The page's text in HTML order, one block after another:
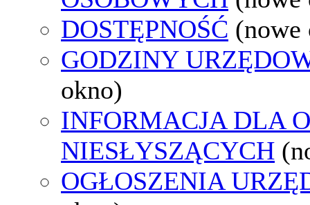
DOSTĘPNOŚĆ (nowe
GODZINY
okno)
INFORMACJA DLA
NIESŁYSZĄCYCH
OGŁOSZENIA